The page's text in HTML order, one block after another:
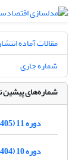
مقالات آماده
شماره جاری
شماره‌های پیشین
دوره 11 (1405)
دوره 10 (1404)